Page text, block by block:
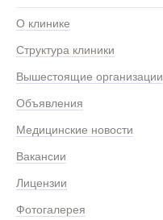
О клинике
Структура клиники
Вышестоящие организации
Объявления
Медицинские новости
Вакансии
Лицензии
Фотогалерея